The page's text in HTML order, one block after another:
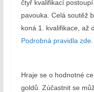
čtyř kvalifikací
pavouka. Celá soutěž
koná 1. kvalifikace, až
Podrobná pravidla zde.
Hraje se o hodnotné
goldů. Zúčastnit se